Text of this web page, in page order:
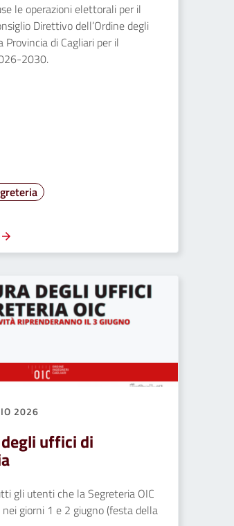
le operazioni elettorali per il
Direttivo dell’Ordine degli
Provincia di Cagliari per il
2030.
2026
uffici di
gli utenti che la Segreteria OIC
giorni 1 e 2 giugno (festa della